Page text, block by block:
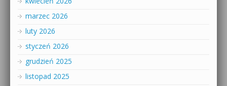
marzec 2026
luty 2026
styczeń 2026
grudzień 2025
listopad 2025